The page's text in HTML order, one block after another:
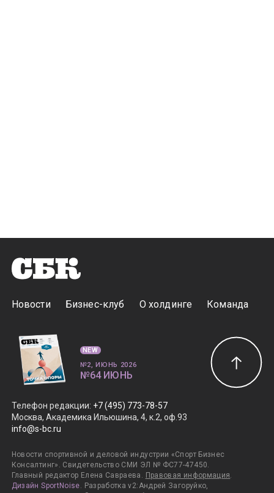
Новости Бизнес-клуб О холдинге Команда
Телефон редакции: +7 (495) 773-78-57
Москва, Академика Ильюшина, 4, к.2, оф.93
info@s-bc.ru
Новости спортивной и деловой индустрии «Спорт Бизнес
Консалтинг». Свидетельство СМИ ЭЛ № ФС77-47450.
Главный редактор Елена Савраева. Правовая информация.
Дизайн SportNoise. Разработка v2:Андрей Загоруйко,
NEW
№2, ИЮНЬ 2026
№64 ИЮНЬ